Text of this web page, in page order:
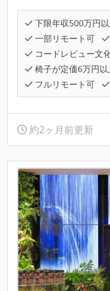
下限年収500万円
一部リモート可
コードレビュー文
椅子が定価6万円以
フルリモート可
約2ヶ月前更新